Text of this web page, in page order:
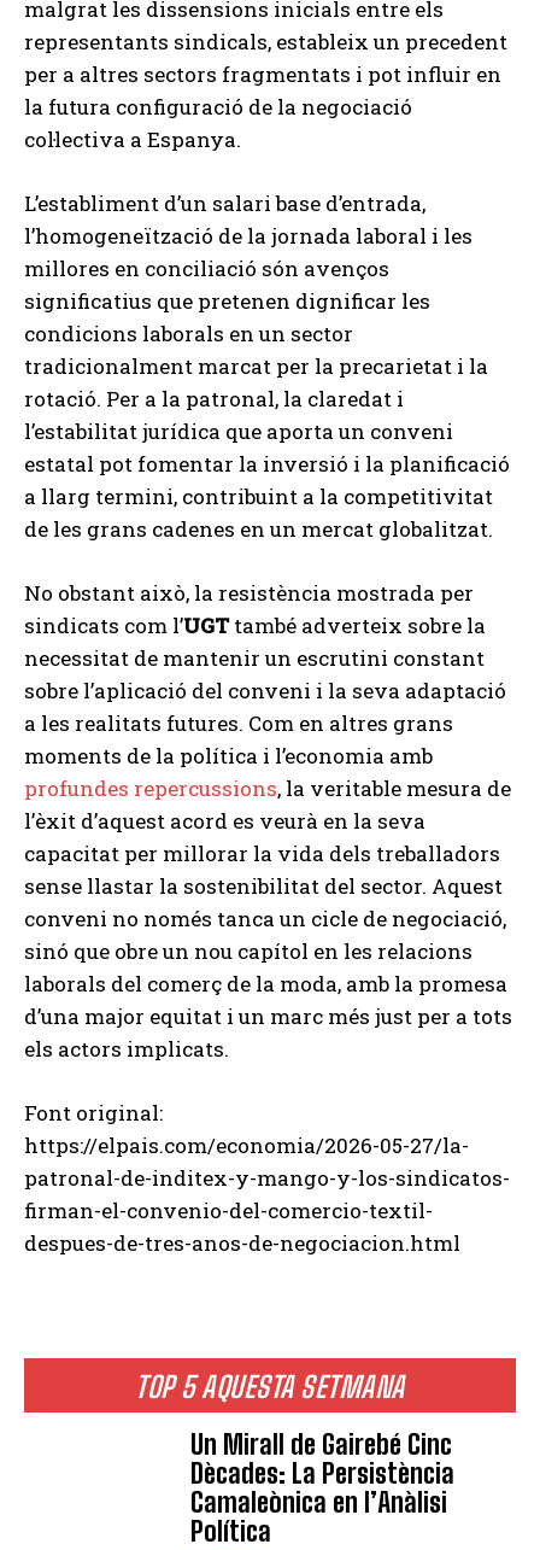
TOP 5 AQUESTA SETMANA
Un Mirall de Gairebé Cinc
Dècades: La Persistència
Camaleònica en l’Anàlisi
Política
malgrat les dissensions inicials entre els
representants sindicals, estableix un precedent
per a altres sectors fragmentats i pot influir en
la futura configuració de la negociació
col·lectiva a Espanya.
L’establiment d’un salari base d’entrada,
l’homogeneïtzació de la jornada laboral i les
millores en conciliació són avenços
significatius que pretenen dignificar les
condicions laborals en un sector
tradicionalment marcat per la precarietat i la
rotació. Per a la patronal, la claredat i
l’estabilitat jurídica que aporta un conveni
estatal pot fomentar la inversió i la planificació
a llarg termini, contribuint a la competitivitat
de les grans cadenes en un mercat globalitzat.
No obstant això, la resistència mostrada per
sindicats com l’UGTtambé adverteix sobre la
necessitat de mantenir un escrutini constant
sobre l’aplicació del conveni i la seva adaptació
a les realitats futures. Com en altres grans
moments de la política i l’economia amb
profundes repercussions, la veritable mesura de
l’èxit d’aquest acord es veurà en la seva
capacitat per millorar la vida dels treballadors
sense llastar la sostenibilitat del sector. Aquest
conveni no només tanca un cicle de negociació,
sinó que obre un nou capítol en les relacions
laborals del comerç de la moda, amb la promesa
d’una major equitat i un marc més just per a tots
els actors implicats.
Font original:
https://elpais.com/economia/2026-05-27/la-
patronal-de-inditex-y-mango-y-los-sindicatos-
firman-el-convenio-del-comercio-textil-
despues-de-tres-anos-de-negociacion.html